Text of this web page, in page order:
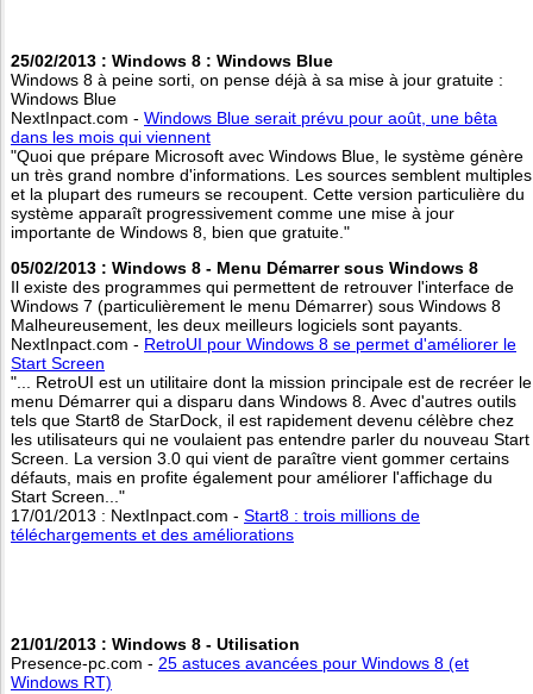
25/02/2013 : Windows 8 : Windows Blue
Windows 8 à peine sorti, on pense déjà à sa mise à jour gratuite :
Windows Blue
NextInpact.com - Windows Blue serait prévu pour août, une bêta
dans les mois qui viennent
"Quoi que prépare Microsoft avec Windows Blue, le système génère
un très grand nombre d'informations. Les sources semblent multiples
et la plupart des rumeurs se recoupent. Cette version particulière du
système apparaît progressivement comme une mise à jour
importante de Windows 8, bien que gratuite."
05/02/2013 : Windows 8 - Menu Démarrer sous Windows 8
Il existe des programmes qui permettent de retrouver l'interface de
Windows 7 (particulièrement le menu Démarrer) sous Windows 8
Malheureusement, les deux meilleurs logiciels sont payants.
NextInpact.com - RetroUI pour Windows 8 se permet d'améliorer le
Start Screen
"... RetroUI est un utilitaire dont la mission principale est de recréer le
menu Démarrer qui a disparu dans Windows 8. Avec d'autres outils
tels que Start8 de StarDock, il est rapidement devenu célèbre chez
les utilisateurs qui ne voulaient pas entendre parler du nouveau Start
Screen. La version 3.0 qui vient de paraître vient gommer certains
défauts, mais en profite également pour améliorer l'affichage du
Start Screen..."
17/01/2013 : NextInpact.com - Start8 : trois millions de
téléchargements et des améliorations
21/01/2013 : Windows 8 - Utilisation
Presence-pc.com - 25 astuces avancées pour Windows 8 (et
Windows RT)